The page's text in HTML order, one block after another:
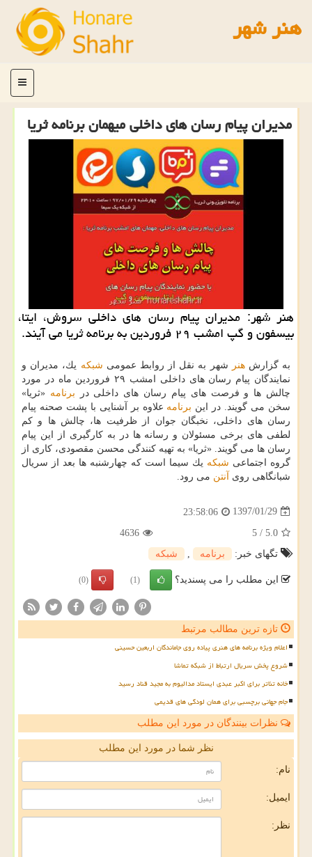
هنر شهر
منو
مدیران پیام رسان های داخلی میهمان برنامه ثریا
هنر شهر: مدیران پیام رسان های داخلی سروش، ایتا،
بیسفون و گپ امشب ۲۹ فروردین به برنامه ثریا می آیند.
به گزارشهنر شهر به نقل از روابط عمومی شبكه یك، مدیران و
نمایندگان پیام رسان های داخلی امشب ۲۹ فروردین ماه در مورد
چالش ها و فرصت های پیام رسان های داخلی در برنامه «ثریا»
سخن می گویند. در این برنامه علاوه بر آشنایی با پشت صحنه پیام
رسان های داخلی، نخبگان جوان از ظرفیت ها، چالش ها و كم
لطفی های برخی مسئولان و رسانه ها در به كارگیری از این پیام
رسان ها می گویند. «ثریا» به تهیه كنندگی محسن مقصودی، كاری از
گروه اجتماعی شبكه یك سیما است كه چهارشنبه ها بعد از سریال
شبانگاهی روی
آنتن می رود.
1397/01/29
23:58:06
5.0
/
5
4636
تگهای خبر:
برنامه شبكه
این مطلب را می پسندید؟ (1)
(0)
تازه ترین مطالب مرتبط
اعلام ویژه برنامه های هنری پیاده روی جاماندگان اربعین حسینی
شروع پخش سریال ارتباط از شبکه تماشا
خانه تئاتر برای اکبر عبدی ایستاد مدالیوم به مجید قناد رسید
جام جهانی برچسبی برای همان لودگی های قدیمی
نظرات بینندگان در مورد این مطلب
نظر شما در مورد این مطلب
نام:
ایمیل:
نظر: